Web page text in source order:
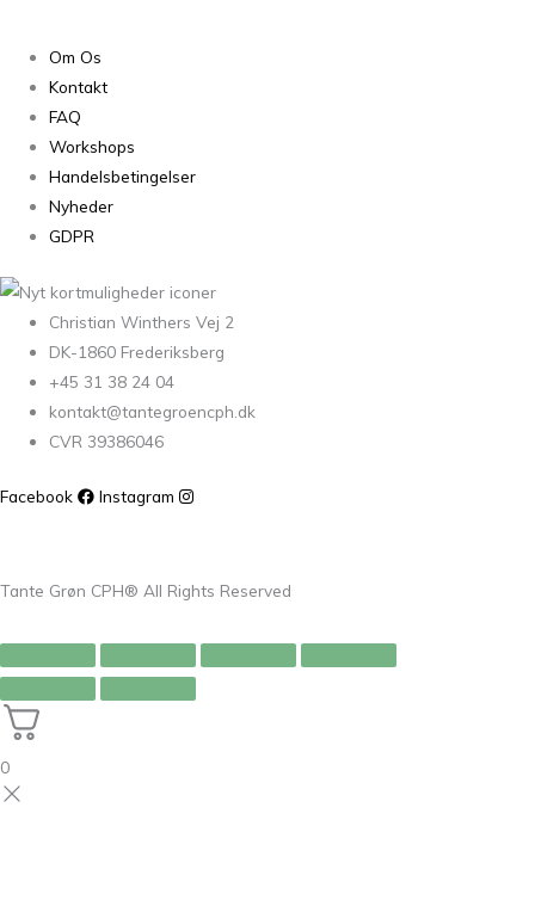
Om Os
Kontakt
FAQ
Workshops
Handelsbetingelser
Nyheder
GDPR
Christian Winthers Vej 2
DK-1860 Frederiksberg
+45 31 38 24 04
kontakt@tantegroencph.dk
CVR 39386046
Facebook Instagram
Tante Grøn CPH® All Rights Reserved
0